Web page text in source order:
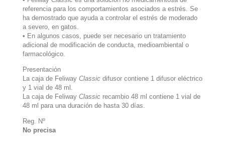
referencia para los comportamientos asociados a estrés. Se
ha demostrado que ayuda a controlar el estrés de moderado
a severo, en gatos.
• En algunos casos, puede ser necesario un tratamiento
adicional de modificación de conducta, medioambiental o
farmacológico.
Presentación
La caja de Feliway Classic difusor contiene 1 difusor eléctrico
y 1 vial de 48 ml.
La caja de Feliway Classic recambio 48 ml contiene 1 vial de
48 ml para una duración de hasta 30 días.
Reg. Nº
No precisa